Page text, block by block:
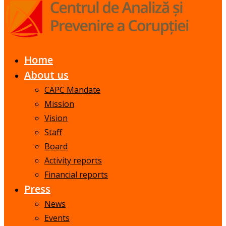
Home
About us
CAPC Mandate
Mission
Vision
Staff
Board
Activity reports
Financial reports
Press
News
Events